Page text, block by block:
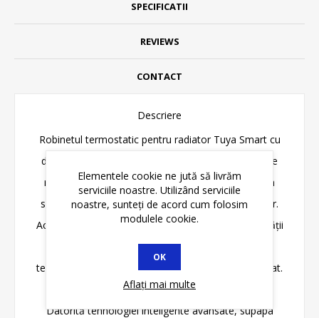
SPECIFICATII
REVIEWS
CONTACT
Descriere
Robinetul termostatic pentru radiator Tuya Smart cu
display LED este un dispozitiv modern care permite
reglarea precisa a temperaturii intr-o incapere prin
suprimarea debitului de apa calda de catre calorifer.
Acest mecanism permite controlul eficient al cantității
de căldură emisă de calorifer pentru a menține
temperatura optimă în încăperea în care este instalat.
Datorită tehnologiei inteligente avansate, supapa
Elementele cookie ne jută să livrăm
serviciile noastre. Utilizând serviciile
noastre, sunteți de acord cum folosim
modulele cookie.
OK
Aflați mai multe